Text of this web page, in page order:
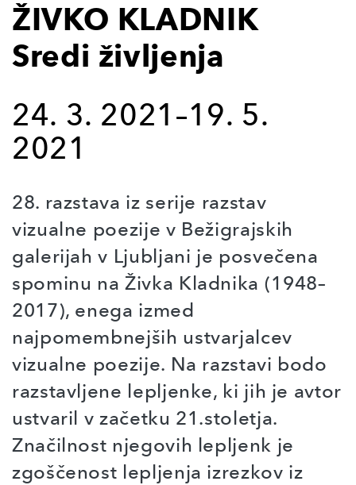
ŽIVKO KLADNIK
Sredi življenja
24. 3. 2021–19. 5.
2021
28. razstava iz serije razstav
vizualne poezije v Bežigrajskih
galerijah v Ljubljani je posvečena
spominu na Živka Kladnika (1948–
2017), enega izmed
najpomembnejših ustvarjalcev
vizualne poezije. Na razstavi bodo
razstavljene lepljenke, ki jih je avtor
ustvaril v začetku 21.stoletja.
Značilnost njegovih lepljenk je
zgoščenost lepljenja izrezkov iz